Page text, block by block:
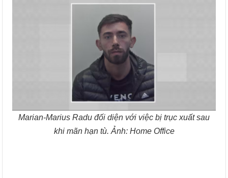
Marian-Marius Radu đối diện với việc bị trục xuất sau
khi mãn hạn tù. Ảnh: Home Office